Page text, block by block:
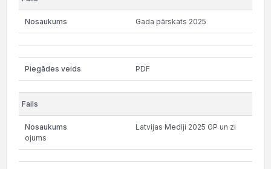
Gada pārskats 2025
PDF
Latvijas Mediji 2025 GP un zi
ojums